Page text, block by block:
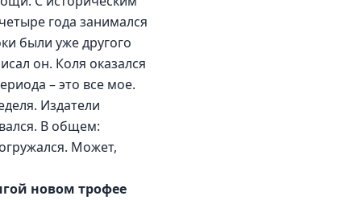
года занимался
были уже другого
он. Коля оказался
– это все мое.
Издатели
В общем:
Может,
новом трофее